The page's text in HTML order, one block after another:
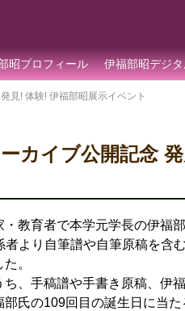
昭プロフィール 伊福部昭デジ
見! 体験! 伊福部昭展示イベント
カイブ公開記念
教育者で本学元学長の伊福
者より自筆譜や自筆原稿を含
。
、手稿譜や手書き原稿、伊
氏の109回目の誕生日に当た